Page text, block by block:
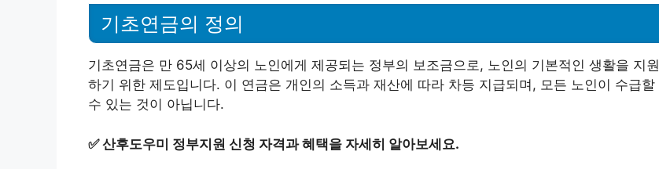
기초연금의 정의
기초연금은 만 65세 이상의 노인에게 제공되는 정부의 보조금으로, 노인의 기본적인 생활을 지원
하기 위한 제도입니다. 이 연금은 개인의 소득과 재산에 따라 차등 지급되며, 모든 노인이 수급할
수 있는 것이 아닙니다.
✅산후도우미 정부지원 신청 자격과 혜택을 자세히 알아보세요.